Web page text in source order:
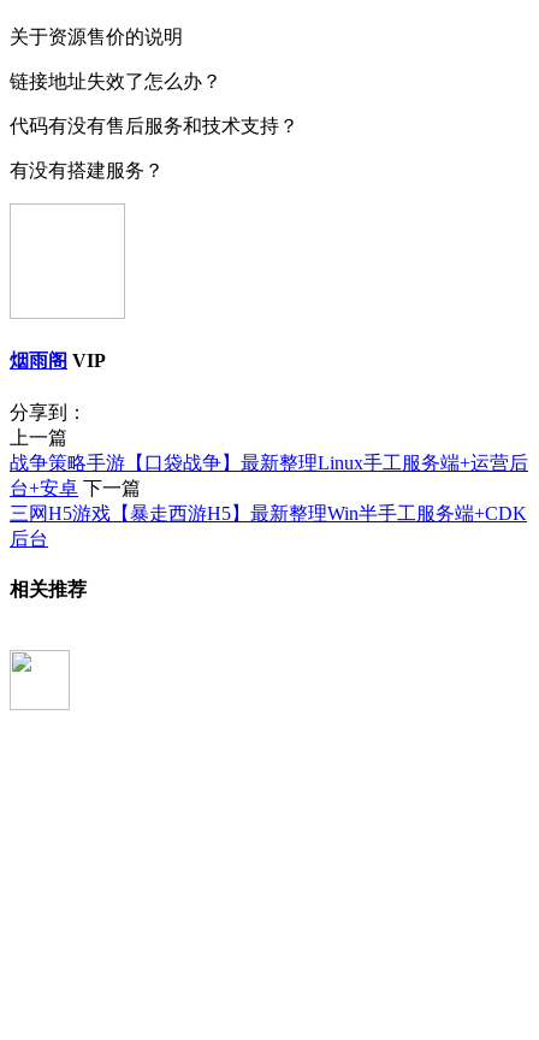
关于资源售价的说明
链接地址失效了怎么办？
代码有没有售后服务和技术支持？
有没有搭建服务？
烟雨阁 VIP
分享到：
上一篇
战争策略手游【口袋战争】最新整理Linux手工服务端+运营后
台+安卓 下一篇
三网H5游戏【暴走西游H5】最新整理Win半手工服务端+CDK
后台
相关推荐